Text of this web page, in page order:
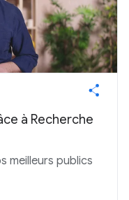
à Recherche
meilleurs publics